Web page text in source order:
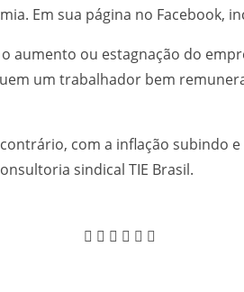
Em sua página no Facebook,
aumento ou estagnação do
um trabalhador bem
com a inflação subindo
sindical TIE Brasil.